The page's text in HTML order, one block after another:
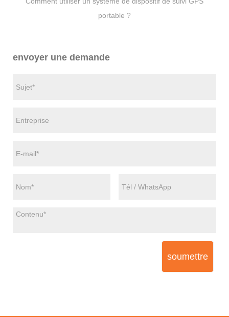
portable ?
envoyer une demande
soumettre